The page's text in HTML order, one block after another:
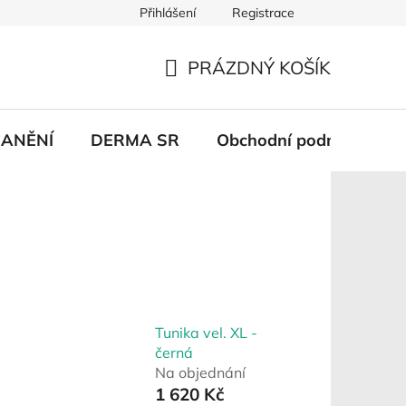
Přihlášení Registrace
KOŠÍK
PRÁZDNÝ KOŠÍK
DERMA SR Obchodní podmínky
Tunika vel. XL -
černá
Na objednání
1 620 Kč